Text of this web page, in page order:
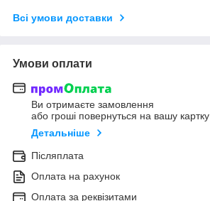
Всі умови доставки
Умови оплати
Ви отримаєте замовлення
або гроші повернуться на вашу картку
Детальніше
Післяплата
Оплата на рахунок
Оплата за реквізитами